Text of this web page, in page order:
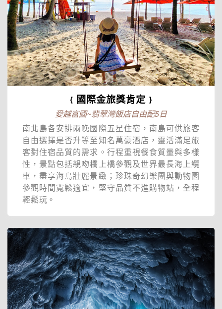
﹛國際金旅獎肯定﹜
愛越富國~翡翠灣飯店自由配5日
南北島各安排兩晚國際五星住宿，南島可供旅客
自由選擇是否升等至知名萬豪酒店，靈活滿足旅
客對住宿品質的需求。行程重視餐食質量與多樣
性，景點包括親吻橋上橋參觀及世界最長海上纜
車，盡享海島壯麗景緻；珍珠奇幻樂團與動物園
參觀時間寬鬆適宜，堅守品質不進購物站，全程
輕鬆玩。